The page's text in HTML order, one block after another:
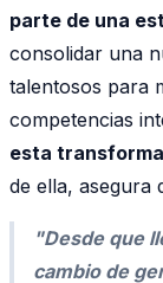
parte de una
consolidar una
talentosos para
competencias
esta
de ella, asegura
"Desde que
cambio de